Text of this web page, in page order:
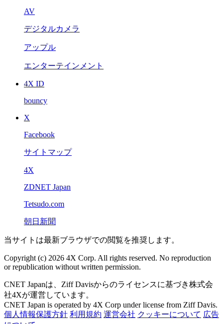
AV
デジタルカメラ
アップル
エンターテインメント
4X ID
bouncy
X
Facebook
サイトマップ
4X
ZDNET Japan
Tetsudo.com
朝日新聞
当サイトは最新ブラウザでの閲覧を推奨します。
Copyright (c) 2026 4X Corp. All rights reserved. No reproduction
or republication without written permission.
CNET Japanは、Ziff Davisからのライセンスに基づき株式会
社4Xが運営しています。
CNET Japan is operated by 4X Corp under license from Ziff Davis.
個人情報保護方針 利用規約 運営会社 クッキーについて 広告